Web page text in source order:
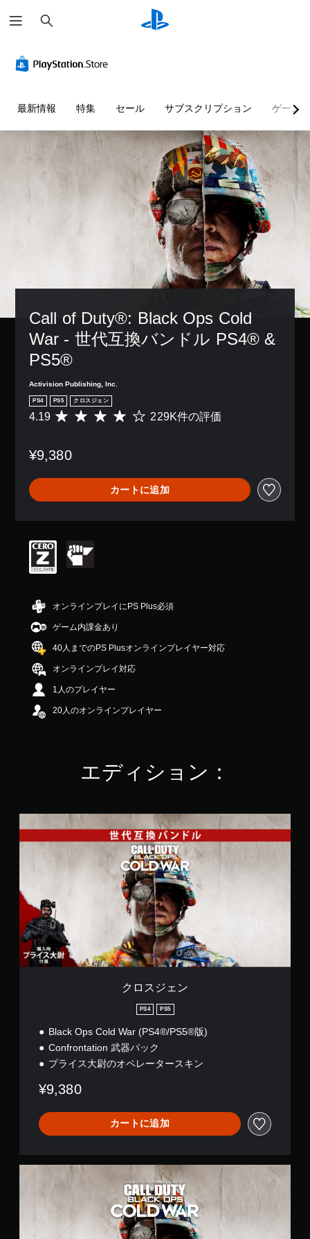
索
最新情報 特集 セール サブスクリプション ゲーム
Call of Duty®: Black Ops Cold
War - 世代互換バンドル PS4® &
PS5®
Activision Publishing, Inc.
PS4 PS5 クロスジェン
評
は
2
9
均
評
価
段
中
の
9
で
す
4.19 229K件の評価
¥9,380
カートに追加
オンラインプレイにPS Plus必須
ゲーム内課金あり
40人までのPS Plusオンラインプレイヤー対応
オンラインプレイ対応
1人のプレイヤー
20人のオンラインプレイヤー
エディション：
ロ
ス
クロスジェン
PS4 PS5
Black Ops Cold War (PS4®/PS5®版)
Confrontation 武器パック
プライス大尉のオペレータースキン
¥9,380
カートに追加